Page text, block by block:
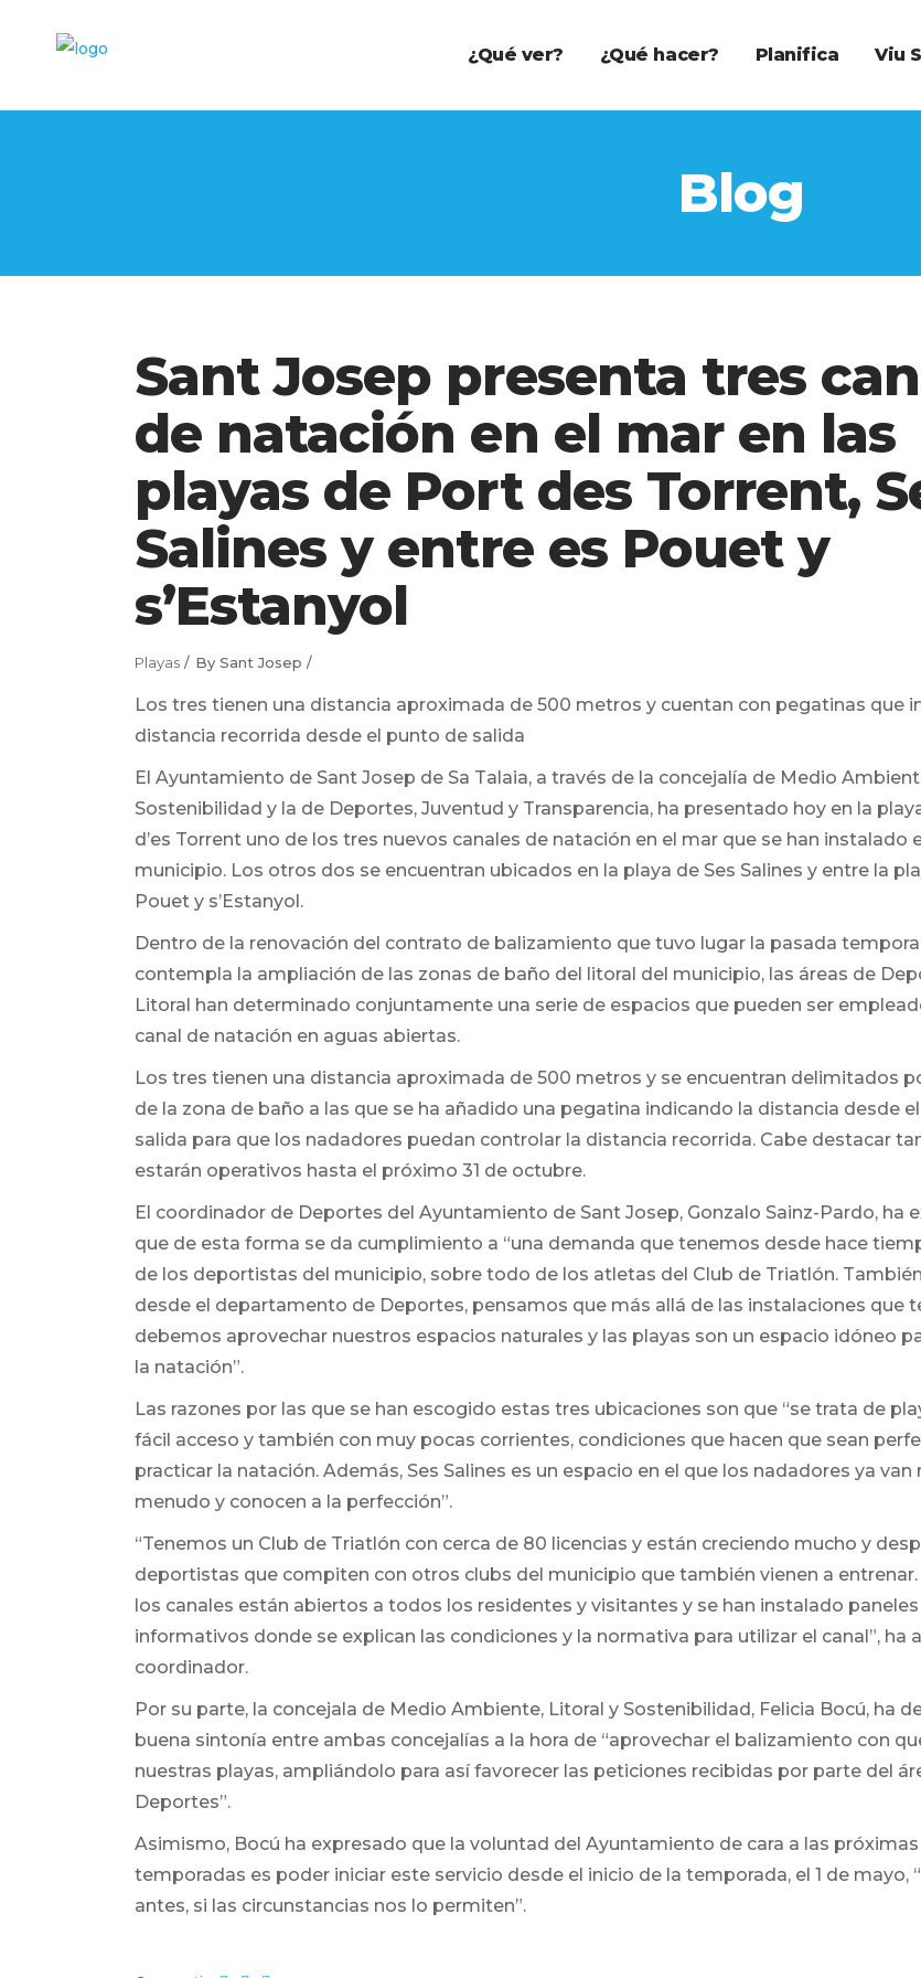
¿Qué ver? ¿Qué hacer? Planifica Viu
Blog
Sant Josep presenta tres
de natación en el mar en las
playas de Port des Torrent,
Salines y entre es Pouet y
s’Estanyol
Playas By Sant Josep
Los tres tienen una distancia aproximada de 500 metros y cuentan con pegatinas que
distancia recorrida desde el punto de salida
El Ayuntamiento de Sant Josep de Sa Talaia, a través de la concejalía de Medio
Sostenibilidad y la de Deportes, Juventud y Transparencia, ha presentado hoy en la
d’es Torrent uno de los tres nuevos canales de natación en el mar que se han instalado
municipio. Los otros dos se encuentran ubicados en la playa de Ses Salines y entre la
Pouet y s’Estanyol.
Dentro de la renovación del contrato de balizamiento que tuvo lugar la pasada
contempla la ampliación de las zonas de baño del litoral del municipio, las áreas de
Litoral han determinado conjuntamente una serie de espacios que pueden ser
canal de natación en aguas abiertas.
Los tres tienen una distancia aproximada de 500 metros y se encuentran delimitados
de la zona de baño a las que se ha añadido una pegatina indicando la distancia desde
salida para que los nadadores puedan controlar la distancia recorrida. Cabe destacar
estarán operativos hasta el próximo 31 de octubre.
El coordinador de Deportes del Ayuntamiento de Sant Josep, Gonzalo Sainz-Pardo, ha
que de esta forma se da cumplimiento a “una demanda que tenemos desde hace
de los deportistas del municipio, sobre todo de los atletas del Club de Triatlón.
desde el departamento de Deportes, pensamos que más allá de las instalaciones que
debemos aprovechar nuestros espacios naturales y las playas son un espacio idóneo
la natación”.
Las razones por las que se han escogido estas tres ubicaciones son que “se trata de
fácil acceso y también con muy pocas corrientes, condiciones que hacen que sean
practicar la natación. Además, Ses Salines es un espacio en el que los nadadores ya van
menudo y conocen a la perfección”.
“Tenemos un Club de Triatlón con cerca de 80 licencias y están creciendo mucho y
deportistas que compiten con otros clubs del municipio que también vienen a
los canales están abiertos a todos los residentes y visitantes y se han instalado paneles
informativos donde se explican las condiciones y la normativa para utilizar el canal”, ha
coordinador.
Por su parte, la concejala de Medio Ambiente, Litoral y Sostenibilidad, Felicia Bocú, ha
buena sintonía entre ambas concejalías a la hora de “aprovechar el balizamiento con
nuestras playas, ampliándolo para así favorecer las peticiones recibidas por parte del
Deportes”.
Asimismo, Bocú ha expresado que la voluntad del Ayuntamiento de cara a las próximas
temporadas es poder iniciar este servicio desde el inicio de la temporada, el 1 de mayo,
antes, si las circunstancias nos lo permiten”.